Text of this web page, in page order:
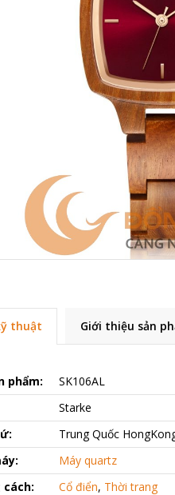
thuật Giới thiệu sản
phẩm:
SK106AL
Starke
Trung Quốc
Máy quartz
cách:
Cổ điển, Thời trang